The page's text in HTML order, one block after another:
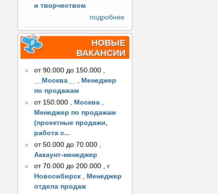
и творчеством
подробнее
НОВЫЕ
ВАКАНСИИ
от 90.000 до 150.000 ,
__Москва__
, Менеджер
по продажам
от 150.000
Москва
Менеджер по продажам
(проектные продажи,
работа с...
от 50.000 до 70.000
Аккаунт-менеджер
от 70.000 до 200.000 , г
Новосибирск , Менеджер
отдела продаж